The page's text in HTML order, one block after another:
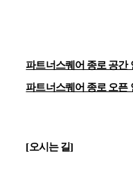
파트너스퀘어 종로 공간
파트너스퀘어 종로 오픈
[오시는 길]